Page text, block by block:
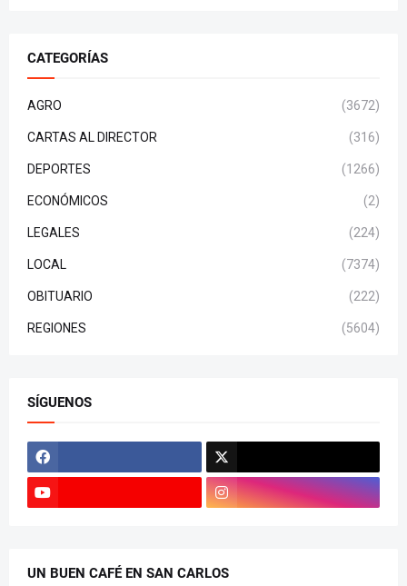
CATEGORÍAS
AGRO (3672)
CARTAS AL DIRECTOR (316)
DEPORTES (1266)
ECONÓMICOS (2)
LEGALES (224)
LOCAL (7374)
OBITUARIO (222)
REGIONES (5604)
SÍGUENOS
UN BUEN CAFÉ EN SAN CARLOS